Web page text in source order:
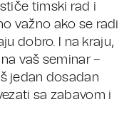
timski rad i
važno ako se radi
dobro. I na kraju,
vaš seminar –
jedan dosadan
sa zabavom i